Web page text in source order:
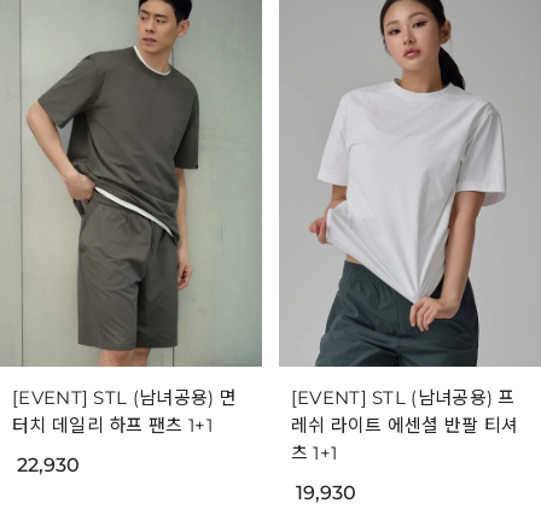
[EVENT] STL (남녀공용) 면
터치 데일리 하프 팬츠 1+1
22,930
[EVENT] STL (남녀공용) 프
레쉬 라이트 에센셜 반팔 티셔
츠 1+1
19,930